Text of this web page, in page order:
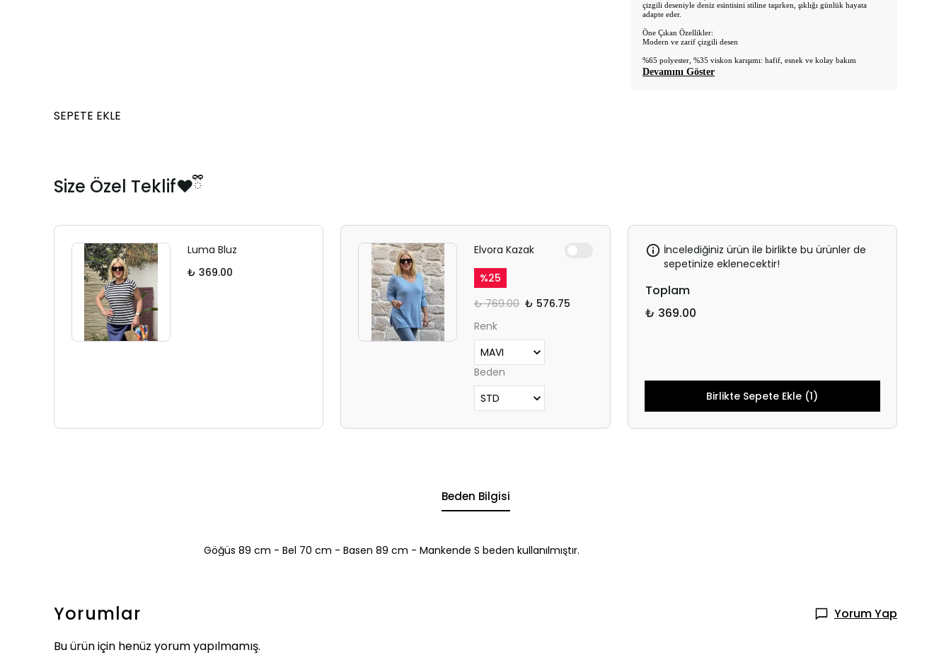
çizgili deseniyle deniz esintisini stiline taşırken, şıklığı günlük hayata
adapte eder.
Öne Çıkan Özellikler:
Modern ve zarif çizgili desen
%65 polyester, %35 viskon karışımı: hafif, esnek ve kolay bakım
Devamını Göster
SEPETE EKLE
Size Özel Teklif❤️ྀི
Luma Bluz
₺ 369.00
Elvora Kazak
%25
₺ 769.00 ₺ 576.75
Renk
Beden
İncelediğiniz ürün ile birlikte bu ürünler de
sepetinize eklenecektir!
Toplam
₺ 369.00
Birlikte Sepete Ekle (1)
Beden Bilgisi
Göğüs 89 cm - Bel 70 cm - Basen 89 cm - Mankende S beden kullanılmıştır.
Yorumlar
Yorum Yap
Bu ürün için henüz yorum yapılmamış.